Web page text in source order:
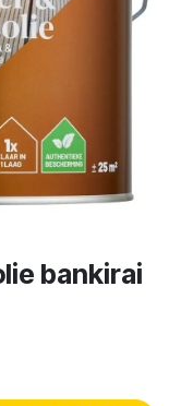
bankirai